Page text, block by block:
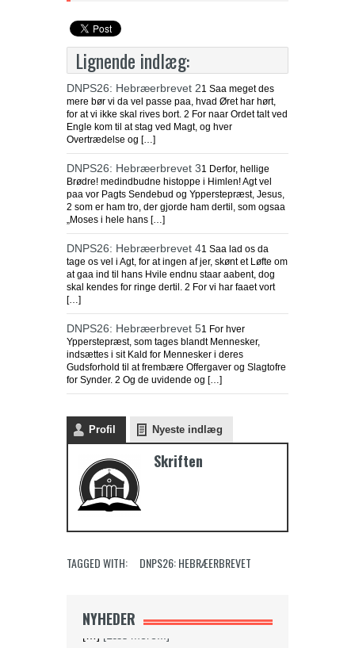
Lignende indlæg:
DNPS26: Hebræerbrevet 21 Saa meget des
mere bør vi da vel passe paa, hvad Øret har hørt,
for at vi ikke skal rives bort. 2 For naar Ordet talt ved
Engle kom til at stag ved Magt, og hver
Overtrædelse og […]
DNPS26: Hebræerbrevet 31 Derfor, hellige
Brødre! medindbudne histoppe i Himlen! Agt vel
paa vor Pagts Sendebud og Ypperstepræst, Jesus,
2 som er ham tro, der gjorde ham dertil, som ogsaa
„Moses i hele hans […]
DNPS26: Hebræerbrevet 41 Saa lad os da
tage os vel i Agt, for at ingen af jer, skønt et Løfte om
at gaa ind til hans Hvile endnu staar aabent, dog
skal kendes for ringe dertil. 2 For vi har faaet vort
[…]
DNPS26: Hebræerbrevet 51 For hver
Ypperstepræst, som tages blandt Mennesker,
indsættes i sit Kald for Mennesker i deres
Gudsforhold til at frembære Offergaver og Slagtofre
for Synder. 2 Og de uvidende og […]
Profil Nyeste indlæg
Skriften
TAGGED WITH: DNPS26: HEBRÆERBREVET
NYHEDER